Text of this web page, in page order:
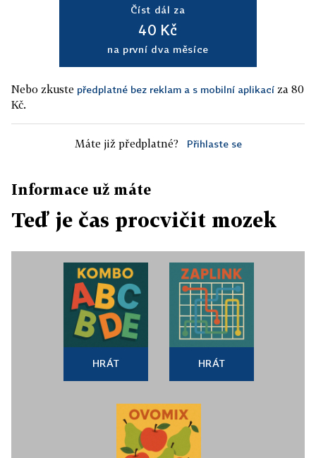
Číst dál za
40 Kč
na první dva měsíce
Nebo zkuste předplatné bez reklam a s mobilní aplikací za 80
Kč.
Máte již předplatné? Přihlaste se
Informace už máte
Teď je čas procvičit mozek
HRÁT HRÁT